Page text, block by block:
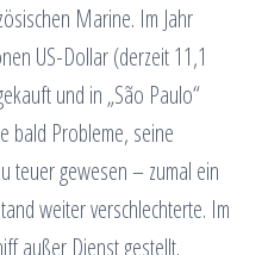
Marine. Im Jahr
US-Dollar (derzeit 11,1
und in „São Paulo“
bald Probleme, seine
teuer gewesen – zumal ein
weiter verschlechterte. Im
außer Dienst gestellt.